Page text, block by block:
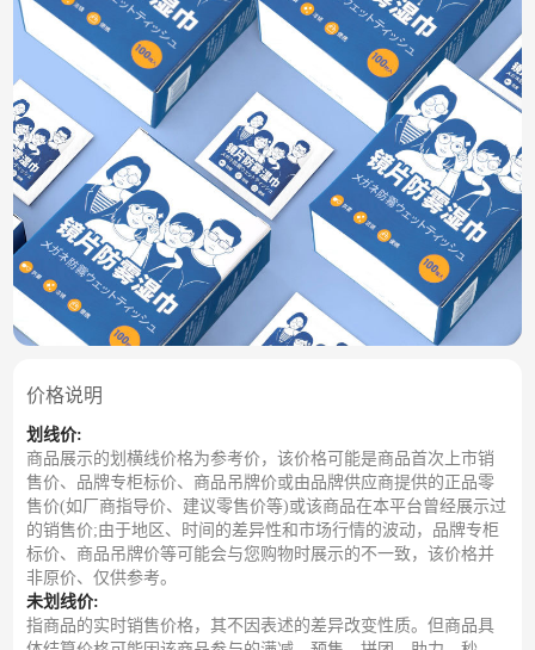
价格说明
划线价:
商品展示的划横线价格为参考价，该价格可能是商品首次上市销
售价、品牌专柜标价、商品吊牌价或由品牌供应商提供的正品零
售价(如厂商指导价、建议零售价等)或该商品在本平台曾经展示过
的销售价;由于地区、时间的差异性和市场行情的波动，品牌专柜
标价、商品吊牌价等可能会与您购物时展示的不一致，该价格并
非原价、仅供参考。
未划线价:
指商品的实时销售价格，其不因表述的差异改变性质。但商品具